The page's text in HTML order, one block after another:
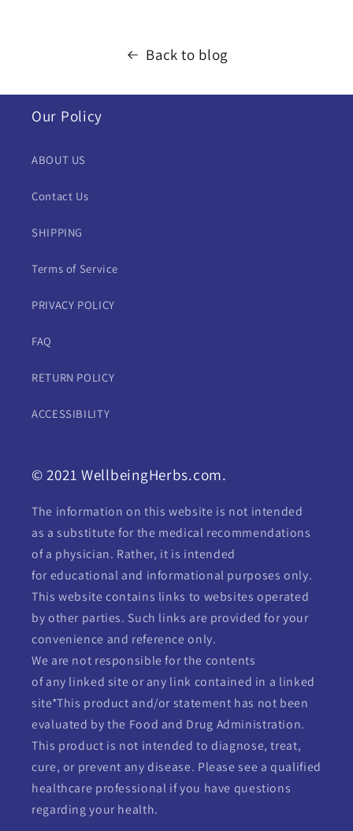
Back to blog
Our Policy
ABOUT US
Contact Us
SHIPPING
Terms of Service
PRIVACY POLICY
FAQ
RETURN POLICY
ACCESSIBILITY
© 2021 WellbeingHerbs.com.
The information on this website is not intended
as a substitute for the medical recommendations
of a physician. Rather, it is intended
for educational and informational purposes only.
This website contains links to websites operated
by other parties. Such links are provided for your
convenience and reference only.
We are not responsible for the contents
of any linked site or any link contained in a linked
site*This product and/or statement has not been
evaluated by the Food and Drug Administration.
This product is not intended to diagnose, treat,
cure, or prevent any disease. Please see a qualified
healthcare professional if you have questions
regarding your health.